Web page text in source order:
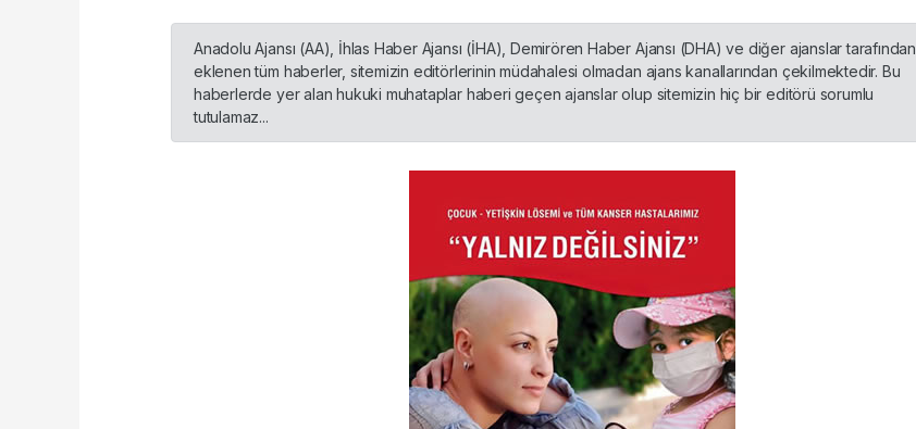
Anadolu Ajansı (AA), İhlas Haber Ajansı (İHA), Demirören Haber Ajansı (DHA) ve diğer ajanslar tarafından
eklenen tüm haberler, sitemizin editörlerinin müdahalesi olmadan ajans kanallarından çekilmektedir. Bu
haberlerde yer alan hukuki muhataplar haberi geçen ajanslar olup sitemizin hiç bir editörü sorumlu
tutulamaz...